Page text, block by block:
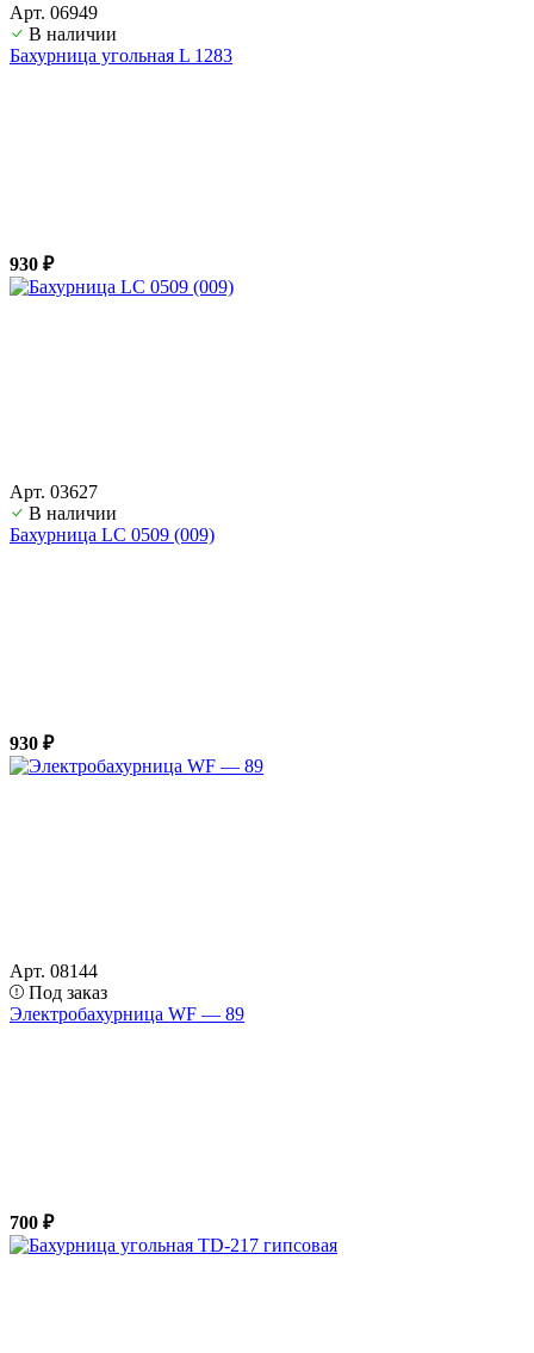
Арт. 06949
В наличии
Бахурница угольная L 1283
930 ₽
Арт. 03627
В наличии
Бахурница LС 0509 (009)
930 ₽
Арт. 08144
Под заказ
Электробахурница WF — 89
700 ₽